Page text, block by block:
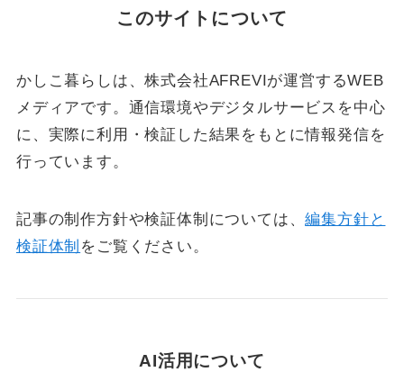
このサイトについて
かしこ暮らしは、株式会社AFREVIが運営するWEB
メディアです。通信環境やデジタルサービスを中心
に、実際に利用・検証した結果をもとに情報発信を
行っています。
記事の制作方針や検証体制については、編集方針と
検証体制 をご覧ください。
AI活用について